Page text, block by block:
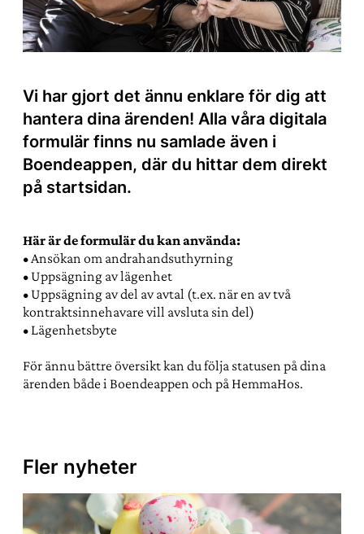
Vi har gjort det ännu enklare för dig att
hantera dina ärenden! Alla våra digitala
formulär finns nu samlade även i
Boendeappen, där du hittar dem direkt
på startsidan.
Här är de formulär du kan använda:
• Ansökan om andrahandsuthyrning
• Uppsägning av lägenhet
• Uppsägning av del av avtal (t.ex. när en av två
kontraktsinnehavare vill avsluta sin del)
• Lägenhetsbyte
För ännu bättre översikt kan du följa statusen på dina
ärenden både i Boendeappen och på HemmaHos.
Fler nyheter